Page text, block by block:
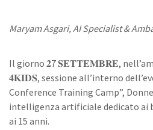
Maryam Asgari, AI Specialist &
Il giorno 𝟐7 𝐒𝐄𝐓𝐓𝐄𝐌𝐁𝐑𝐄,
𝟒𝐊𝐈𝐃𝐒, sessione all’interno
Conference Training Camp”,
intelligenza artificiale dedicato ai
ai 15 anni.